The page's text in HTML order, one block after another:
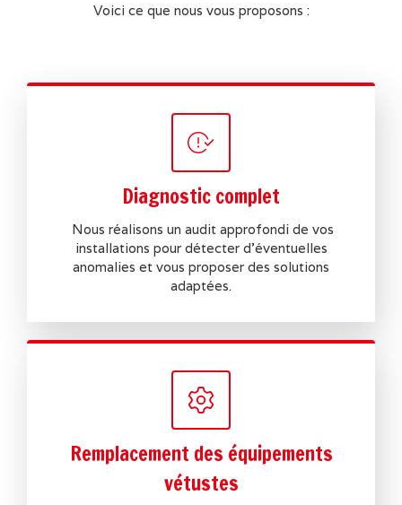
Voici ce que nous vous proposons :
Diagnostic complet
Nous réalisons un audit approfondi de vos
installations pour détecter d'éventuelles
anomalies et vous proposer des solutions
adaptées.
Remplacement des équipements
vétustes